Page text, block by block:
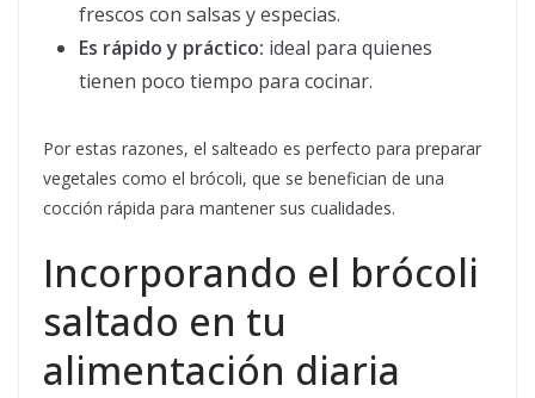
frescos con salsas y especias.
Es rápido y práctico: ideal para quienes
tienen poco tiempo para cocinar.
Por estas razones, el salteado es perfecto para preparar
vegetales como el brócoli, que se benefician de una
cocción rápida para mantener sus cualidades.
Incorporando el brócoli
saltado en tu
alimentación diaria